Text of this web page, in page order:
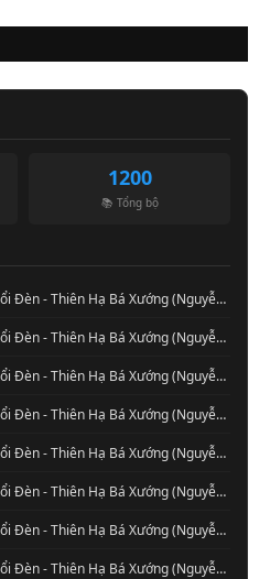
1200
📚 Tổng bộ
[Free] Truyện audio: Ma Thổi Đèn - Thiên Hạ Bá Xướng (Nguyễn Thành đọc-Quyển 08)
[Free] Truyện audio: Ma Thổi Đèn - Thiên Hạ Bá Xướng (Nguyễn Thành đọc-Quyển 07)
[Free] Truyện audio: Ma Thổi Đèn - Thiên Hạ Bá Xướng (Nguyễn Thành đọc-Quyển 06)
[Free] Truyện audio: Ma Thổi Đèn - Thiên Hạ Bá Xướng (Nguyễn Thành đọc-Quyển 05)
[Free] Truyện audio: Ma Thổi Đèn - Thiên Hạ Bá Xướng (Nguyễn Thành đọc-Quyển 04)
[Free] Truyện audio: Ma Thổi Đèn - Thiên Hạ Bá Xướng (Nguyễn Thành đọc-Quyển 03)
[Free] Truyện audio: Ma Thổi Đèn - Thiên Hạ Bá Xướng (Nguyễn Thành đọc-Quyển 02)
[Free] Truyện audio: Ma Thổi Đèn - Thiên Hạ Bá Xướng (Nguyễn Thành đọc-Quyển 01)